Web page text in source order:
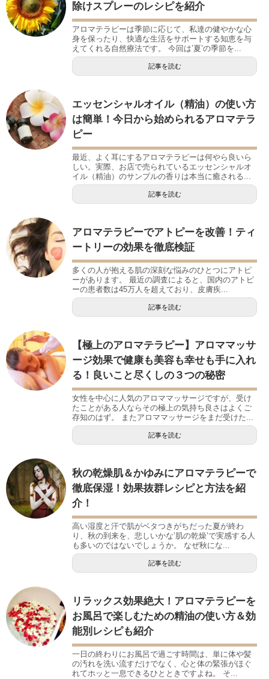
除けスプレーのレシピを紹介
アロマテラピーは季節に応じて、私達の健やかな心
身を保ったり、快適な生活をサポートする知恵を与
えてくれる自然療法です。 今回は’夏’の季節を...
記事を読む
エッセンシャルオイル（精油）の使い方
は簡単！今日から始められるアロマテラ
ピー
最近、よく耳にするアロマテラピーは何やら良いら
しい。実際、お店で売られているエッセンシャルオ
イル（精油）のサンプルの香りは本当に癒される...
記事を読む
アロマテラピーでアトピーを改善！ティ
ートリーの効果を徹底検証
多くの人が抱える肌の深刻な悩みのひとつにアトピ
ーがあります。 最近の調査によると、国内のアトピ
ーの患者数は45万人を超えており、皮膚疾...
記事を読む
【極上のアロマテラピー】アロママッサ
ージ効果で健康も美容も幸せも手に入れ
る！良いこと尽くしの３つの秘密
女性を中心に人気のアロママッサージですが、受け
たことがある人ならその極上の気持ち良さはよくご
存知のはず。 またアロママッサージをまだ受けた...
記事を読む
秋の乾燥肌＆かゆみにアロマテラピーで
徹底保湿！効果抜群レシピと方法を紹
介！
高い湿度と汗で肌がベタつきがちだった夏が終わ
り、秋の到来を、悲しいかな’肌の乾燥’で実感する人
も多いのではないでしょうか。 なぜ秋にな...
記事を読む
リラックス効果絶大！アロマテラピーを
お風呂で楽しむための精油の使い方＆効
能別レシピも紹介
一日の終わりにお風呂で過ごす時間は、単に体や髪
の汚れを洗い流すだけでなく、心と体の緊張がほぐ
れてホッと一息できるひとときですよね。 そ...